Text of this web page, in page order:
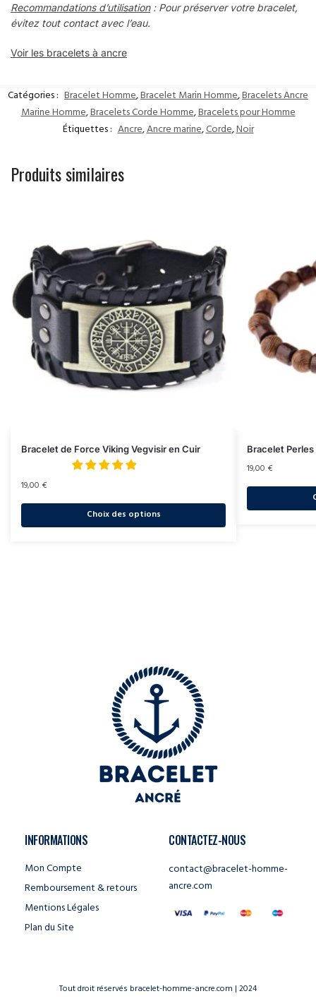
Recommandations d’utilisation:Pour préserver votre bracelet,
évitez tout contact avec l’eau.
Voir les bracelets à ancre
Catégories : Bracelet Homme,Bracelet Marin Homme,Bracelets Ancre
Marine Homme,Bracelets Corde Homme,Bracelets pour Homme
Étiquettes : Ancre,Ancre marine,Corde,Noir
Produits similaires
Bracelet de Force Viking Vegvisir en Cuir
19,00 €
Choix des options
Bracelet
19,00 €
INFORMATIONS
Mon Compte
Remboursement & retours
Mentions Légales
Plan du Site
CONTACTEZ-NOUS
contact@bracelet-homme-
ancre.com
Tout droit réservés bracelet-homme-ancre.com | 2024